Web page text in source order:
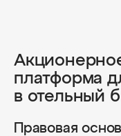
платформа
в отельный
Правовая